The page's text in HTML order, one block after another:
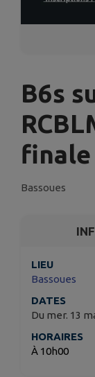
B6s
finale
Bassoues
LIEU
Bassoues
DATES
Du mer. 13
HORAIRES
À 10h00